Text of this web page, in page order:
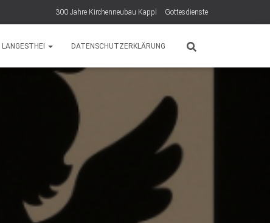
300 Jahre Kirchenneubau Kappl Gottesdienste
LANGESTHEI DATENSCHUTZERKLÄRUNG